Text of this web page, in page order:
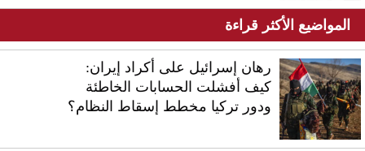
المواضيع الأكثر قراءة
رهان إسرائيل على أكراد إيران:
كيف أفشلت الحسابات الخاطئة
ودور تركيا مخطط إسقاط النظام؟